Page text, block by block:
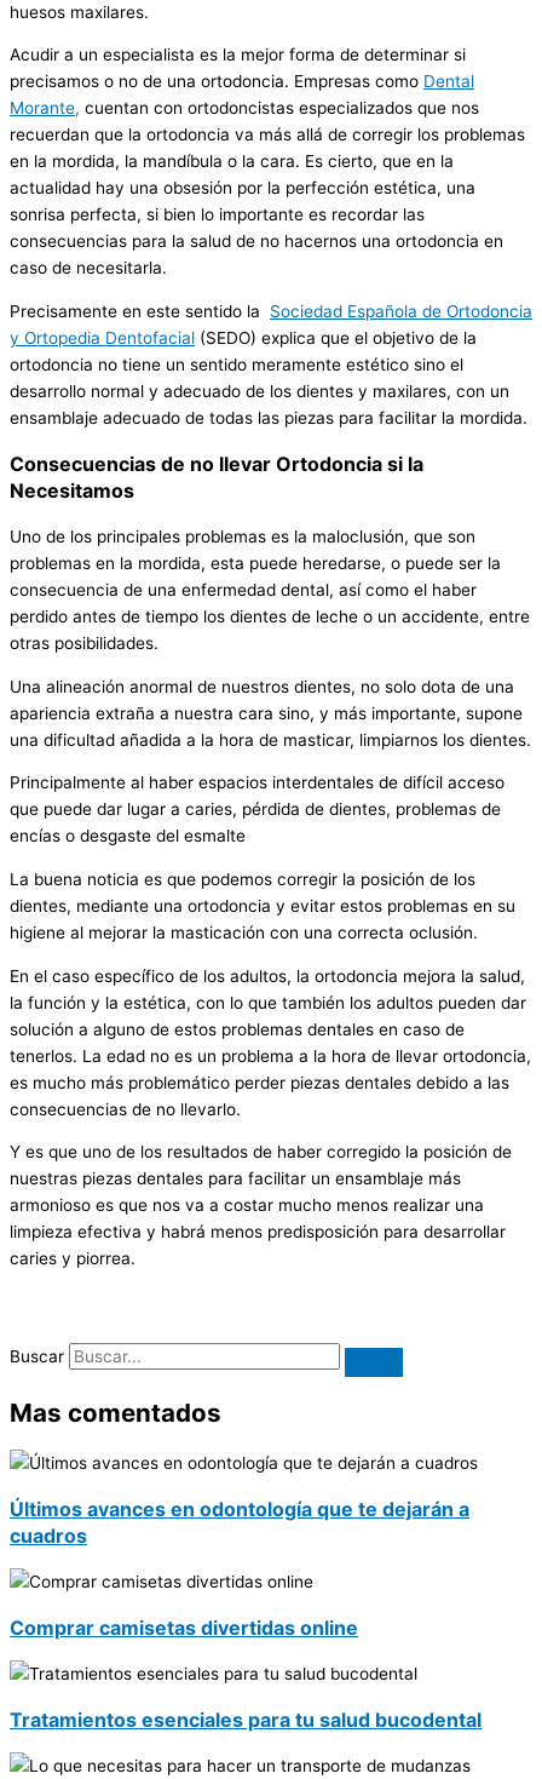
huesos maxilares.
Acudir a un especialista es la mejor forma de determinar si
precisamos o no de una ortodoncia. Empresas como Dental
Morante, cuentan con ortodoncistas especializados que nos
recuerdan que la ortodoncia va más allá de corregir los problemas
en la mordida, la mandíbula o la cara. Es cierto, que en la
actualidad hay una obsesión por la perfección estética, una
sonrisa perfecta, si bien lo importante es recordar las
consecuencias para la salud de no hacernos una ortodoncia en
caso de necesitarla.
Precisamente en este sentido la Sociedad Española de Ortodoncia
y Ortopedia Dentofacial (SEDO) explica que el objetivo de la
ortodoncia no tiene un sentido meramente estético sino el
desarrollo normal y adecuado de los dientes y maxilares, con un
ensamblaje adecuado de todas las piezas para facilitar la mordida.
Consecuencias de no llevar Ortodoncia si la
Necesitamos
Uno de los principales problemas es la maloclusión, que son
problemas en la mordida, esta puede heredarse, o puede ser la
consecuencia de una enfermedad dental, así como el haber
perdido antes de tiempo los dientes de leche o un accidente, entre
otras posibilidades.
Una alineación anormal de nuestros dientes, no solo dota de una
apariencia extraña a nuestra cara sino, y más importante, supone
una dificultad añadida a la hora de masticar, limpiarnos los dientes.
Principalmente al haber espacios interdentales de difícil acceso
que puede dar lugar a caries, pérdida de dientes, problemas de
encías o desgaste del esmalte
La buena noticia es que podemos corregir la posición de los
dientes, mediante una ortodoncia y evitar estos problemas en su
higiene al mejorar la masticación con una correcta oclusión.
En el caso específico de los adultos, la ortodoncia mejora la salud,
la función y la estética, con lo que también los adultos pueden dar
solución a alguno de estos problemas dentales en caso de
tenerlos. La edad no es un problema a la hora de llevar ortodoncia,
es mucho más problemático perder piezas dentales debido a las
consecuencias de no llevarlo.
Y es que uno de los resultados de haber corregido la posición de
nuestras piezas dentales para facilitar un ensamblaje más
armonioso es que nos va a costar mucho menos realizar una
limpieza efectiva y habrá menos predisposición para desarrollar
caries y piorrea.
Buscar
Mas comentados
Últimos avances en odontología que te dejarán a
cuadros
Comprar camisetas divertidas online
Tratamientos esenciales para tu salud bucodental